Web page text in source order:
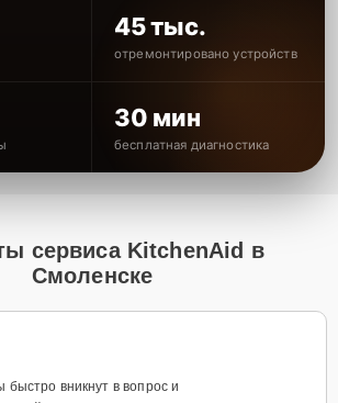
45 тыс.
отремонтировано устройств
30 мин
бесплатная диагностика
сервиса KitchenAid в
Смоленске
вникнут в вопрос и